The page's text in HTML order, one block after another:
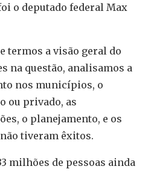
o deputado federal Max
termos a visão geral do
na questão, analisamos a
nos municípios, o
ou privado, as
o planejamento, e os
tiveram êxitos.
milhões de pessoas ainda